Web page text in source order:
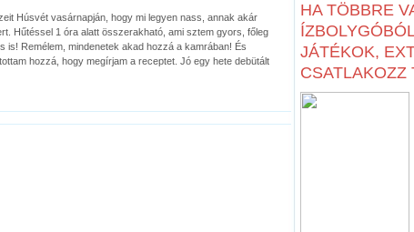
Húsvét vasárnapján, hogy mi legyen nass, annak akár
Hűtéssel 1 óra alatt összerakható, ami sztem gyors, főleg
is! Remélem, mindenetek akad hozzá a kamrában! És
hozzá, hogy megírjam a receptet. Jó egy hete debütált
HA TÖBBRE
JÁTÉKOK,
CSATLAKOZZ